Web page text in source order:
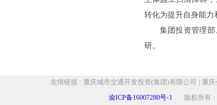
转化为提升自身能力
集团投资管理
研。
友情链接 : 重庆城市交通开发投资(集团)有限公司 重庆
渝ICP备16007280号-1 版权所有：